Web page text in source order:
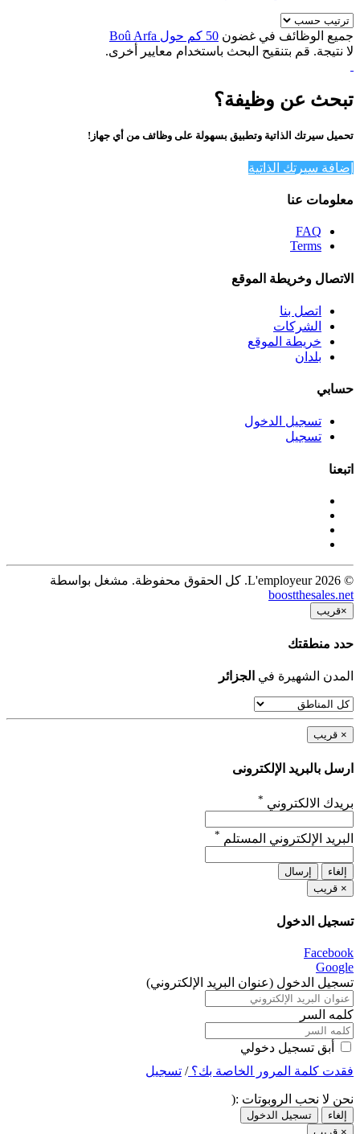
جميع الوظائف في غضون 50 كم حول Boû Arfa
لا نتيجة. قم بتنقيح البحث باستخدام معايير أخرى.
تبحث عن وظيفة؟
تحميل سيرتك الذاتية وتطبيق بسهولة على وظائف من أي جهاز!
إضافة سيرتك الذاتية
معلومات عنا
FAQ
Terms
الاتصال وخريطة الموقع
اتصل بنا
الشركات
خريطة الموقع
بلدان
حسابي
تسجيل الدخول
تسجيل
اتبعنا
© 2026 L'employeur. كل الحقوق محفوظة. مشغل بواسطة
boostthesales.net
×قريب
حدد منطقتك
المدن الشهيرة في الجزائر
× قريب
ارسل بالبريد الإلكترونى
بريدك الالكتروني *
البريد الإلكتروني المستلم *
إلغاء
إرسال
× قريب
تسجيل الدخول
Facebook
Google
تسجيل الدخول (عنوان البريد الإلكتروني)
كلمه السر
أبق تسجيل دخولي
فقدت كلمة المرور الخاصة بك؟/ تسجيل
نحن لا نحب الروبوتات :(
إلغاء
تسجيل الدخول